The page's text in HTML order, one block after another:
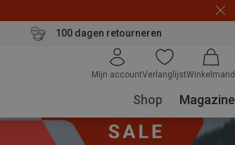
100 dagen retourneren
Mijn accountVerlanglijstWinkelmand
Shop Magazine